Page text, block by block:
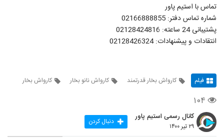
تماس با استیم پاور
شماره تماس دفتر: 02166888855
پشتیبانی 24 ساعته: 02128424816
انتقادات و پیشنهادات: 02128426324
فیلم کارواش بخار قدرتمند کارواش نانو بخار کارواش بخار
۱۰۴
کانال رسمی استیم پاور
۲۹ تیر ۱۴۰۰ دنبال کردن